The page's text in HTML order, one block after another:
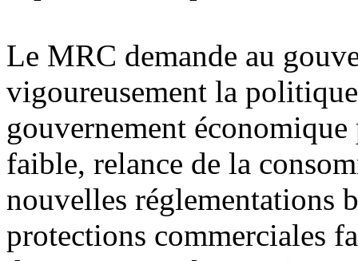
Le MRC demande au
vigoureusement la
gouvernement
faible, relance de la
nouvelles réglementations
protections commerciales